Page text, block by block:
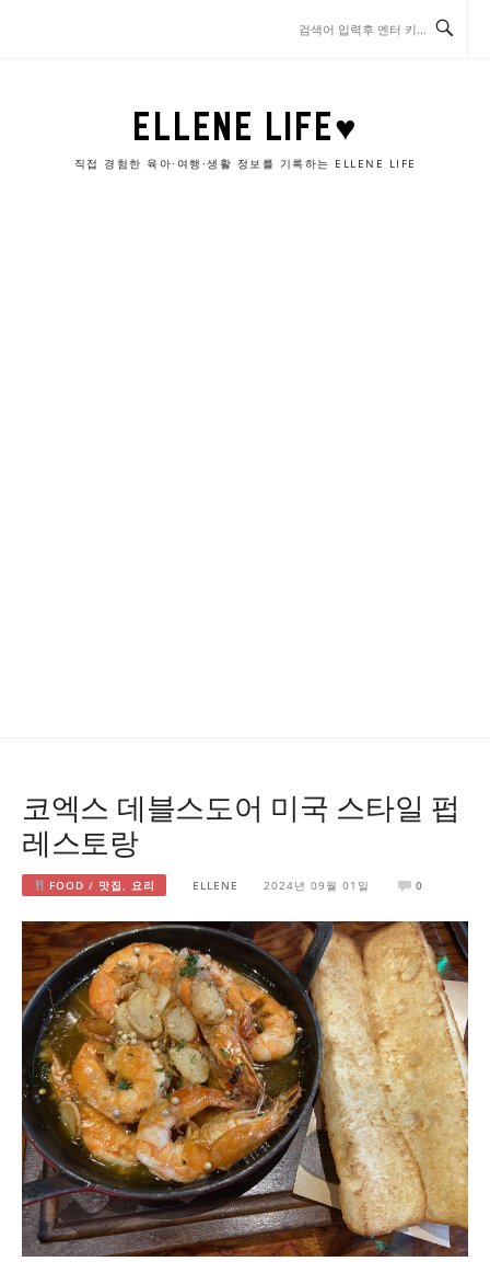
ELLENE LIFE♥
직접 경험한 육아·여행·생활 정보를 기록하는 ELLENE LIFE
코엑스 데블스도어 미국 스타일 펍
레스토랑
FOOD / 맛집, 요리 ELLENE 2024년 09월 01일 0